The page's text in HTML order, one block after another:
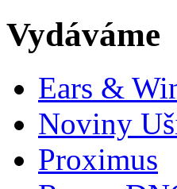
Vydáváme
Ears &
Noviny
Proximus